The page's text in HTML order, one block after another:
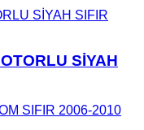
SİYAH